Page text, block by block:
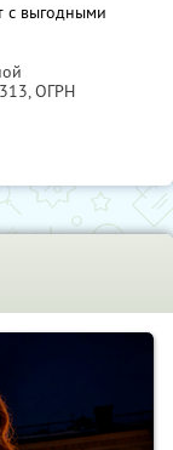
с выгодными
, ОГРН